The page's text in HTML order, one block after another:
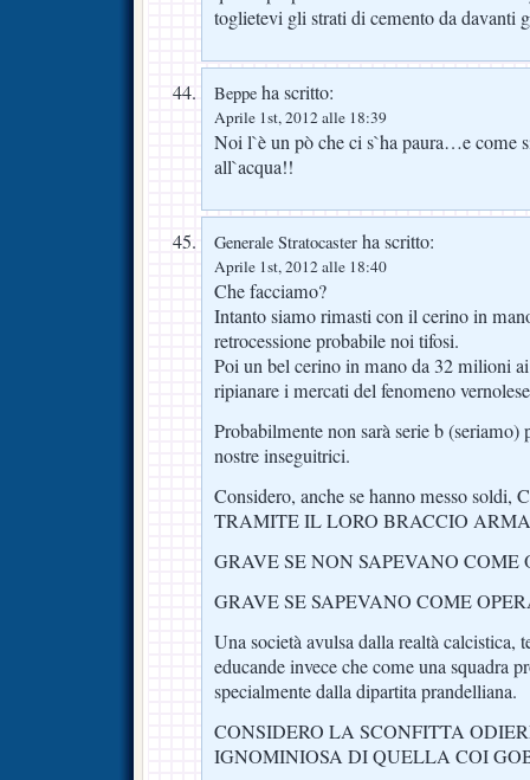
toglietevi gli strati di cemento da davanti
Beppe ha scritto:
Aprile 1st, 2012 alle 18:39
Noi l`è un pò che ci s`ha paura…e come
all`acqua!!
Generale Stratocaster ha scritto:
Aprile 1st, 2012 alle 18:40
Che facciamo?
Intanto siamo rimasti con il cerino in
retrocessione probabile noi tifosi.
Poi un bel cerino in mano da 32 milioni
ripianare i mercati del fenomeno
Probabilmente non sarà serie b (seriamo)
nostre inseguitrici.
Considero, anche se hanno messo
TRAMITE IL LORO BRACCIO
GRAVE SE NON SAPEVANO COME
GRAVE SE SAPEVANO COME
Una società avulsa dalla realtà calcistica,
educande invece che come una squadra
specialmente dalla dipartita prandelliana.
CONSIDERO LA SCONFITTA
IGNOMINIOSA DI QUELLA COI